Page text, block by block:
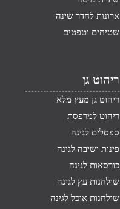
ארונות לחדר שינה
שטיחים וטפטים
ריהוט גן
ריהוט גן מעץ מלא
ריהוט למרפסת
ספסלים לגינה
פינות ישיבה לגינה
כורסאות לגינה
שולחנות עץ לגינה
שולחנות אוכל לגינה